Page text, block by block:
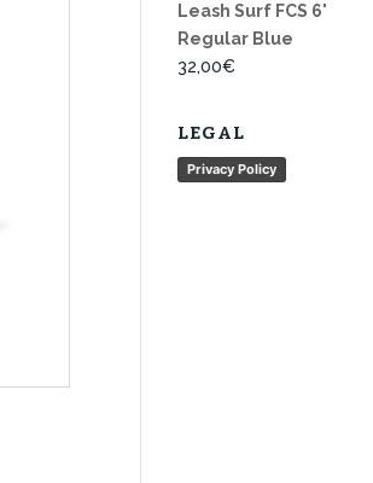
Leash Surf FCS 6'
Regular Blue
32,00€
LEGAL
Privacy Policy